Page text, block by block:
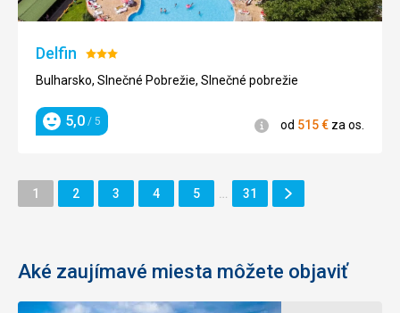
Delfin Hodnotenie:
3/5
Bulharsko, Slnečné Pobrežie, Slnečné pobrežie
Hodnotenie
5,0 / 5 Informácie
od 515€ za os.
Stránka
1 Stránka
2 Stránka
3 Stránka
4 Stránka
5 Stránka
31
Ďalšie
Stránka
Aké zaujímavé miesta môžete objaviť